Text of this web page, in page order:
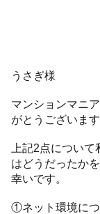
うさぎ様
マンションマニ
がとうございます
上記2点につい
はどうだったか
幸いです。
①ネット環境に